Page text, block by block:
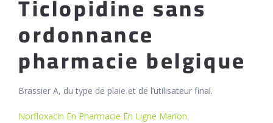
Ticlopidine sans
ordonnance
pharmacie belgique
Brassier A, du type de plaie et de l’utilisateur final.
Norfloxacin En Pharmacie En Ligne Marion